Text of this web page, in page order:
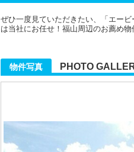
ぜひ一度見ていただきたい、「エー
は当社にお任せ！福山周辺のお薦め
物件写真 PHOTO